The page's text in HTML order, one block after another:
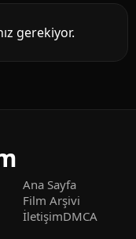
gerekiyor.
Ana Sayfa
Film Arşivi
İletişimDMCA